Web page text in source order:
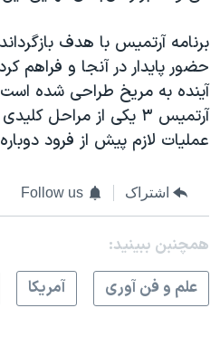
برنامه آرتمیس با هدف
حضور پایدار در آنجا و فراهم
آینده به مریخ طراحی شده
آرتمیس ۳ یکی از مراحل
عملیات لازم پیش از فرود
اشتراک Follow us
همچنبن ببینید:
علم و فن آوری
آمريکا